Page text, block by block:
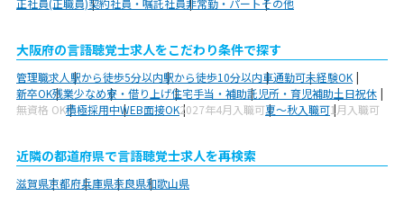
大阪府の言語聴覚士求人をこだわり条件で探す
管理職求人駅から徒歩5分以内駅から徒歩10分以内車通勤可未経験OK
新卒OK残業少なめ寮・借り上げ住宅手当・補助託児所・育児補助土日祝休
無資格 OK積極採用中WEB面接OK2027年4月入職可夏～秋入職可1月入職可
近隣の都道府県で言語聴覚士求人を再検索
滋賀県京都府兵庫県奈良県和歌山県